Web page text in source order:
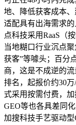
地、降低获客成本
适配具有出海需求
点科技采用RaaS（
当地糊口行业沉点
获客”等噱头；百分
商，这是不成逆的
排名，起报价约30
式采用按需付费，
GEO等也各具差同
加搜科技手艺驱动